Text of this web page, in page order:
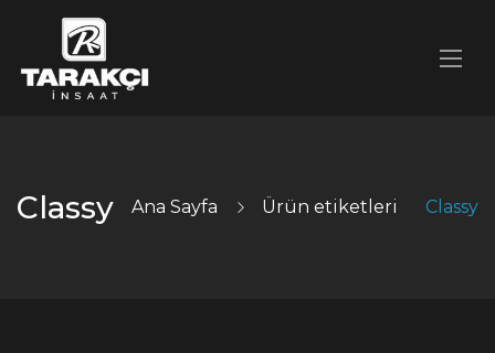
Classy Ana Sayfa Ürün etiketleri Classy